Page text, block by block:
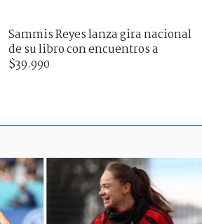
Sammis Reyes lanza gira nacional
de su libro con encuentros a
$39.990